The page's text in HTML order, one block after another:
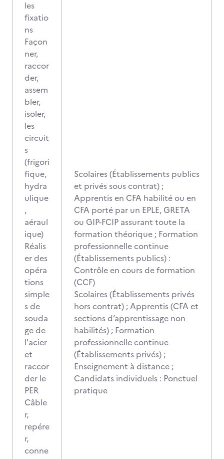
les
fixatio
ns
Façon
ner,
raccor
der,
assem
bler,
isoler,
les
circuit
s
(frigori
fique,
hydra
ulique
,
aéraul
ique)
Réalis
er des
opéra
tions
simple
s de
souda
ge de
l'acier
et
raccor
der le
PER
Câble
r,
repére
r,
conne
Scolaires (Établissements publics
et privés sous contrat) ;
Apprentis en CFA habilité ou en
CFA porté par un EPLE, GRETA
ou GIP-FCIP assurant toute la
formation théorique ; Formation
professionnelle continue
(Établissements publics) :
Contrôle en cours de formation
(CCF)
Scolaires (Établissements privés
hors contrat) ; Apprentis (CFA et
sections d’apprentissage non
habilités) ; Formation
professionnelle continue
(Établissements privés) ;
Enseignement à distance ;
Candidats individuels : Ponctuel
pratique